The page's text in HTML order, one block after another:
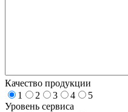
Качество продукции
1
2 3 4
5
Уровень сервиса